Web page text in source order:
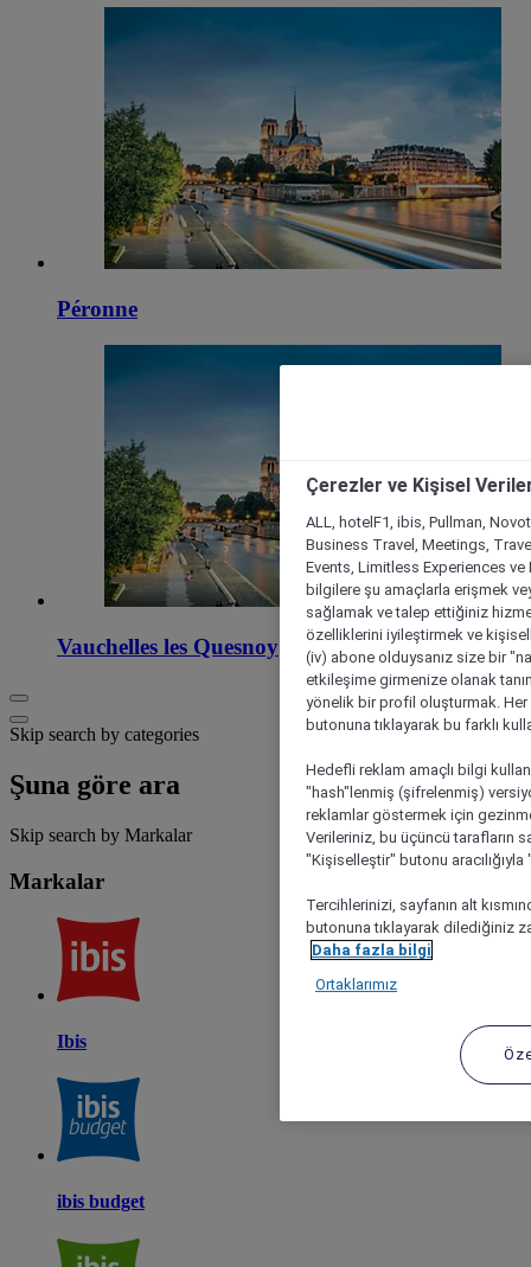
Péronne
Vauchelles les Quesnoy
Skip search by categories
Şuna göre ara
Skip search by Markalar
Markalar
Ibis
ibis budget
Çerezler ve Kişisel
ALL, hotelF1, ibis, Pullman,
Business Travel, Meetings,
Events, Limitless Experiences
bilgilere şu amaçlarla erişmek
sağlamak ve talep ettiğiniz
özelliklerini iyileştirmek ve
(iv) abone olduysanız size bir
etkileşime girmenize olanak
yönelik bir profil oluşturmak.
butonuna tıklayarak bu farklı
Hedefli reklam amaçlı bilgi
"hash"lenmiş (şifrelenmiş)
reklamlar göstermek için
Verileriniz, bu üçüncü tarafların
"Kişiselleştir" butonu
Tercihlerinizi, sayfanın alt
butonuna tıklayarak dilediğiniz
Daha fazla bilgi
Ortaklarımız